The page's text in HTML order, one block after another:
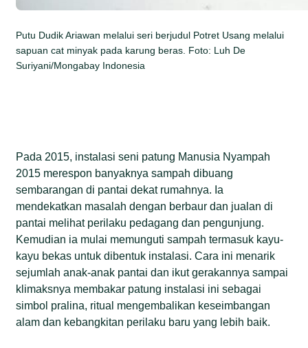
Putu Dudik Ariawan melalui seri berjudul Potret Usang melalui
sapuan cat minyak pada karung beras. Foto: Luh De
Suriyani/Mongabay Indonesia
Pada 2015, instalasi seni patung Manusia Nyampah
2015 merespon banyaknya sampah dibuang
sembarangan di pantai dekat rumahnya. Ia
mendekatkan masalah dengan berbaur dan jualan di
pantai melihat perilaku pedagang dan pengunjung.
Kemudian ia mulai memunguti sampah termasuk kayu-
kayu bekas untuk dibentuk instalasi. Cara ini menarik
sejumlah anak-anak pantai dan ikut gerakannya sampai
klimaksnya membakar patung instalasi ini sebagai
simbol pralina, ritual mengembalikan keseimbangan
alam dan kebangkitan perilaku baru yang lebih baik.